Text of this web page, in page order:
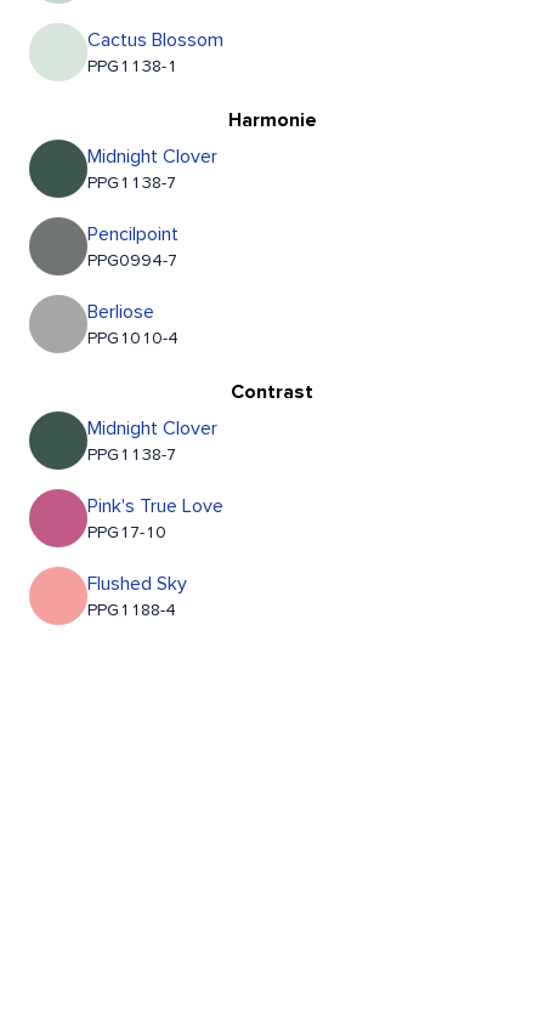
Cactus Blossom
PPG1138-1
Harmonie
Midnight Clover
PPG1138-7
Pencilpoint
PPG0994-7
Berliose
PPG1010-4
Contrast
Midnight Clover
PPG1138-7
Pink's True Love
PPG17-10
Flushed Sky
PPG1188-4